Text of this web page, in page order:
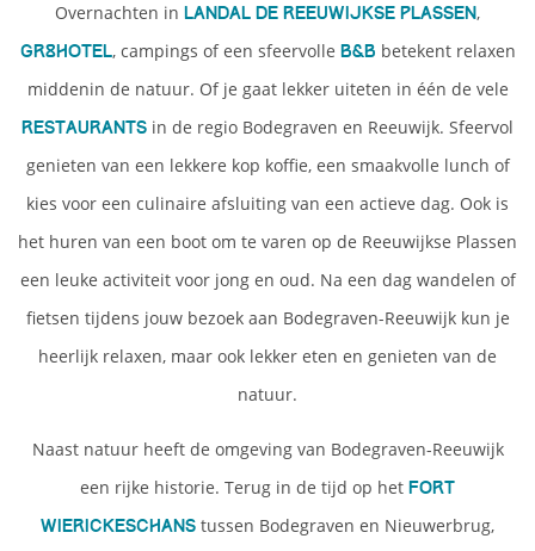
Overnachten in Landal De Reeuwijkse Plassen,
Gr8hotel, campings of een sfeervolle B&B betekent relaxen
middenin de natuur. Of je gaat lekker uiteten in één de vele
restaurants in de regio Bodegraven en Reeuwijk. Sfeervol
genieten van een lekkere kop koffie, een smaakvolle lunch of
kies voor een culinaire afsluiting van een actieve dag. Ook is
het huren van een boot om te varen op de Reeuwijkse Plassen
een leuke activiteit voor jong en oud. Na een dag wandelen of
fietsen tijdens jouw bezoek aan Bodegraven-Reeuwijk kun je
heerlijk relaxen, maar ook lekker eten en genieten van de
natuur.
Naast natuur heeft de omgeving van Bodegraven-Reeuwijk
een rijke historie. Terug in de tijd op het Fort
Wierickeschans tussen Bodegraven en Nieuwerbrug,